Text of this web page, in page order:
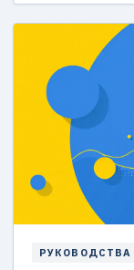
РУКОВОДСТВА